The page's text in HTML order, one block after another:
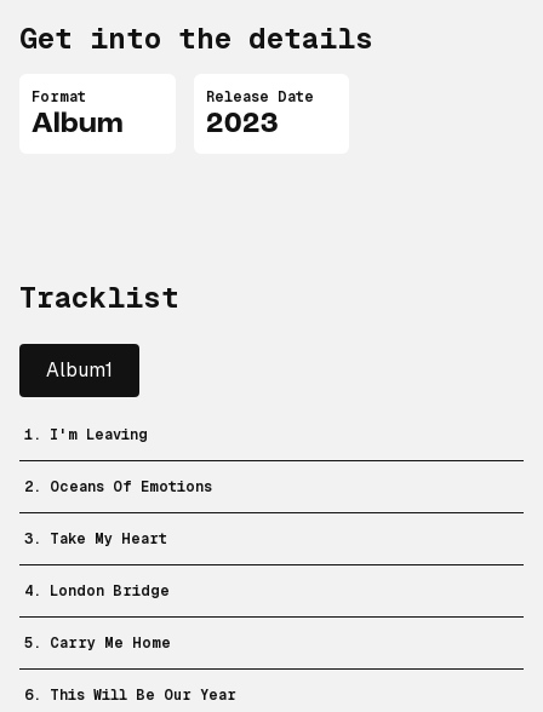
Get into the details
Format
Album
Release Date
2023
Tracklist
Album1
1. I'm Leaving
2. Oceans Of Emotions
3. Take My Heart
4. London Bridge
5. Carry Me Home
6. This Will Be Our Year